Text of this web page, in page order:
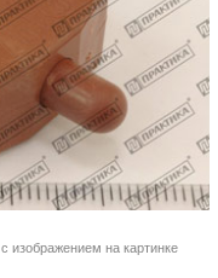
изображением на картинке